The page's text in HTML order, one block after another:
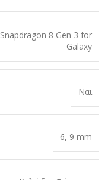
Snapdragon 8 Gen 3 for
Galaxy
Ναι
6, 9 mm